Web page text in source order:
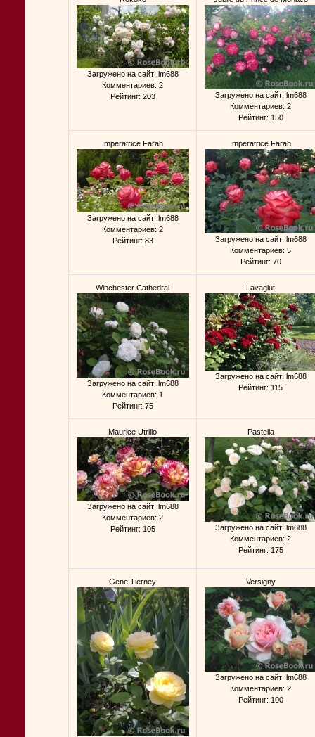
Загружено на сайт: lm688
Комментариев: 2
Рейтинг: 203
Загружено на сайт: lm688
Комментариев: 2
Рейтинг: 150
Imperatrice Farah
Загружено на сайт: lm688
Комментариев: 2
Рейтинг: 83
Imperatrice Farah
Загружено на сайт: lm688
Комментариев: 5
Рейтинг: 70
Winchester Cathedral
Загружено на сайт: lm688
Комментариев: 1
Рейтинг: 75
Lavaglut
Загружено на сайт: lm688
Рейтинг: 115
Maurice Utrillo
Загружено на сайт: lm688
Комментариев: 2
Рейтинг: 105
Pastella
Загружено на сайт: lm688
Комментариев: 2
Рейтинг: 175
Gene Tierney Versigny
Загружено на сайт: lm688
Комментариев: 2
Рейтинг: 100